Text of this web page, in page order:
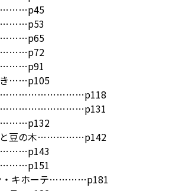
………p45
………p53
………p72
き……p105
ん………………………p118
…………………………p131
………p132
と豆の木……………p142
・キホーテ…………p181